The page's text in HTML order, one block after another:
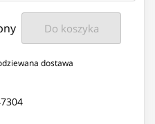
Do koszyka
dostawa